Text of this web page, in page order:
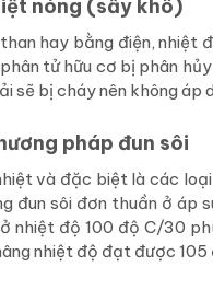
nóng (sấy khô)
hay bằng điện,
tử hữu cơ bị phân
sẽ bị cháy nên không áp
pháp đun sôi
và đặc biệt là các
đun sôi đơn thuần ở áp
nhiệt độ 100 độ C/30
nhiệt độ đạt được 105